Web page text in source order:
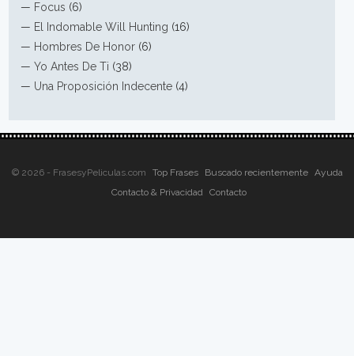
— Focus (6)
— El Indomable Will Hunting (16)
— Hombres De Honor (6)
—Yo Antes De Ti (38)
— Una Proposición Indecente (4)
© 2026 - FrasesyPeliculas.com Top Frases Buscado recientemente
Ayuda
Contacto & Privacidad
Contacto